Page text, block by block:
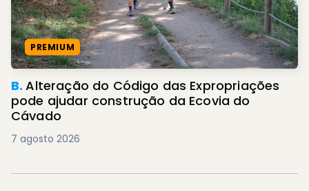
PREMIUM
B.Alteração do Código das Expropriações
pode ajudar construção da Ecovia do
Cávado
7 agosto 2026